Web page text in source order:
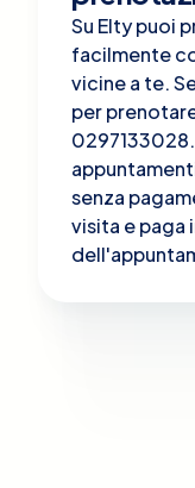
Su Elty puoi
facilmente
vicine a te.
per
senza
visita e paga